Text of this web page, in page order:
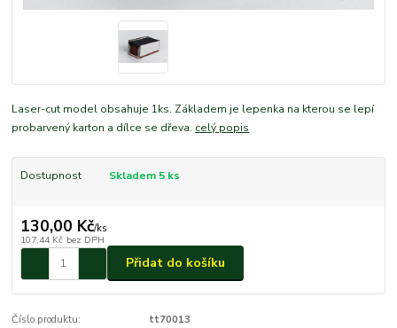
Laser-cut model obsahuje 1ks. Základem je lepenka na kterou se lepí
probarvený karton a dílce se dřeva. celý popis
Dostupnost Skladem 5 ks
130,00 Kč/ks
107,44 Kč bez DPH
Přidat do košíku
Číslo produktu: tt70013